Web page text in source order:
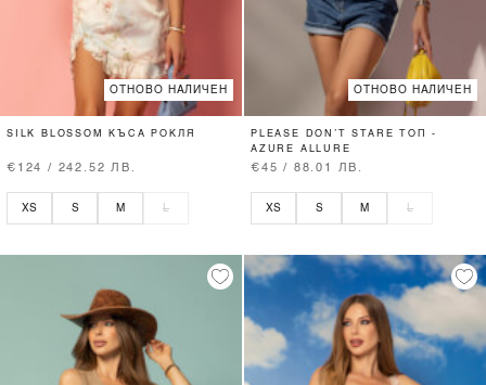
ОТНОВО НАЛИЧЕН
SILK BLOSSOM КЪСА РОКЛЯ
€124 / 242.52 ЛВ.
XS S M L
ОТНОВО НАЛИЧЕН
PLEASE DON’T STARE ТОП -
AZURE ALLURE
€45 / 88.01 ЛВ.
XS S M L